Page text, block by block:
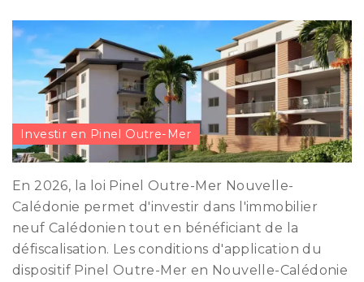
Investir en Pinel Outre-Mer
En 2026, la loi Pinel Outre-Mer Nouvelle-
Calédonie permet d'investir dans l'immobilier
neuf Calédonien tout en bénéficiant de la
défiscalisation. Les conditions d'application du
dispositif Pinel Outre-Mer en Nouvelle-Calédonie